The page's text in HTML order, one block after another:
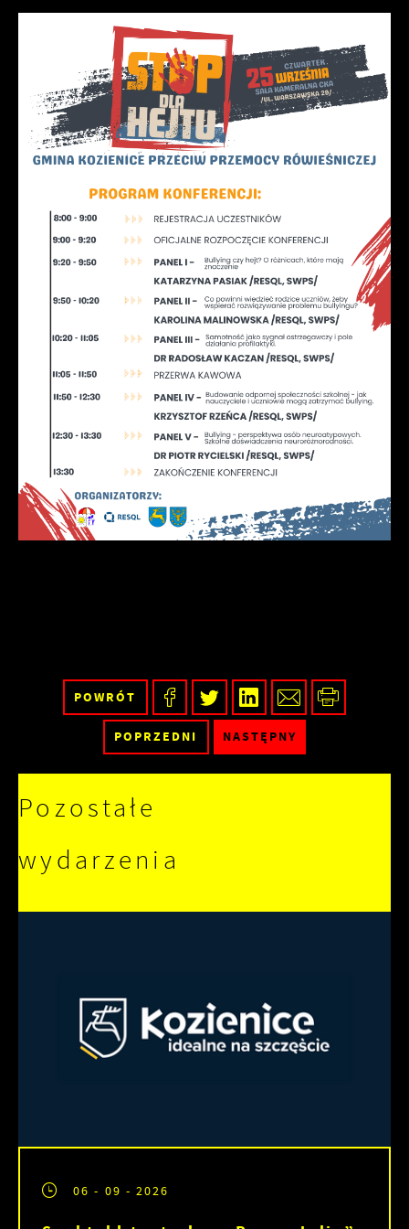
POWRÓT
POPRZEDNI NASTĘPNY
Pozostałe
wydarzenia
06 - 09 - 2026
partnerami oraz innych dostawców usług. Firmy
te działają w charakterze pośredników
prezentujących nasze treści w postaci
wiadomości, ofert, komunikatów mediów
społecznościowych.